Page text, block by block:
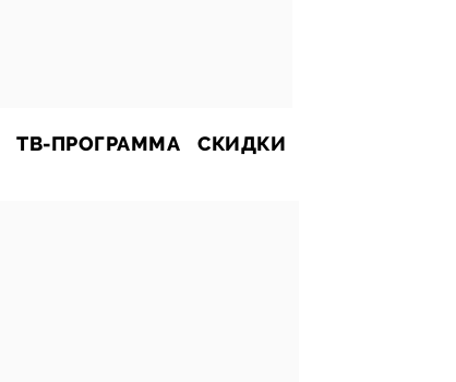
ТВ-ПРОГРАММА СКИДКИ